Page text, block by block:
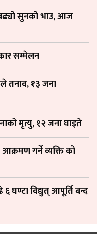
बढ्यो सुनको भाउ, आज
सम्मेलन
तनाव, १३ जना
मृत्यु, १२ जना घाइते
आक्रमण गर्ने व्यक्ति को
घण्टा विद्युत् आपूर्ति बन्द